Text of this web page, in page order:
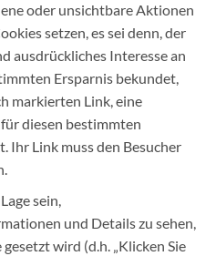
oder unsichtbare Aktionen
setzen, es sei denn, der
ausdrückliches Interesse an
Ersparnis bekundet,
markierten Link, eine
diesen bestimmten
Ihr Link muss den Besucher
sein,
und Details zu sehen,
wird (d.h. „Klicken Sie